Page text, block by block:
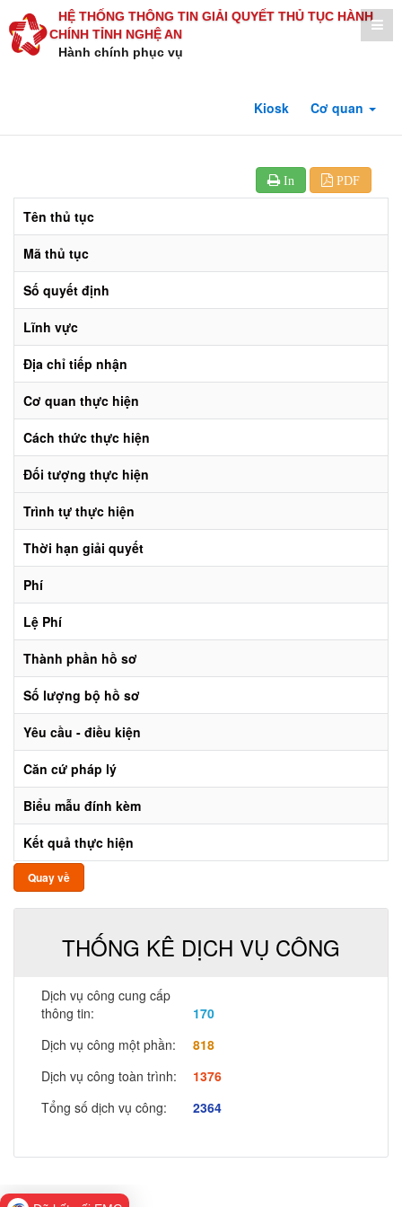
HỆ THỐNG THÔNG TIN GIẢI QUYẾT THỦ TỤC HÀNH
CHÍNH TỈNH NGHỆ AN
Hành chính phục vụ
Kiosk Cơ quan
In PDF
Tên thủ tục
Mã thủ tục
Số quyết định
Lĩnh vực
Địa chỉ tiếp nhận
Cơ quan thực hiện
Cách thức thực hiện
Đối tượng thực hiện
Trình tự thực hiện
Thời hạn giải quyết
Phí
Lệ Phí
Thành phần hồ sơ
Số lượng bộ hồ sơ
Yêu cầu - điều kiện
Căn cứ pháp lý
Biểu mẫu đính kèm
Kết quả thực hiện
Quay về
THỐNG KÊ DỊCH VỤ CÔNG
Dịch vụ công cung cấp
thông tin:
170
Dịch vụ công một phần:
818
Dịch vụ công toàn trình:
1376
Tổng số dịch vụ công:
2364